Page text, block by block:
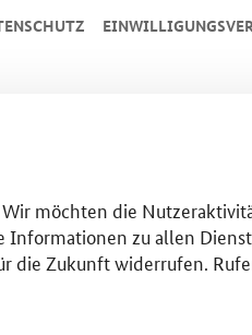
möchten die
zu allen
die Zukunft widerrufen.